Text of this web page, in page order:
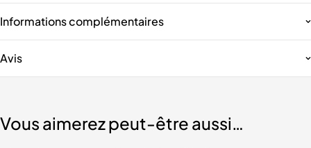
Informations complémentaires
Avis
Vous aimerez peut-être aussi…